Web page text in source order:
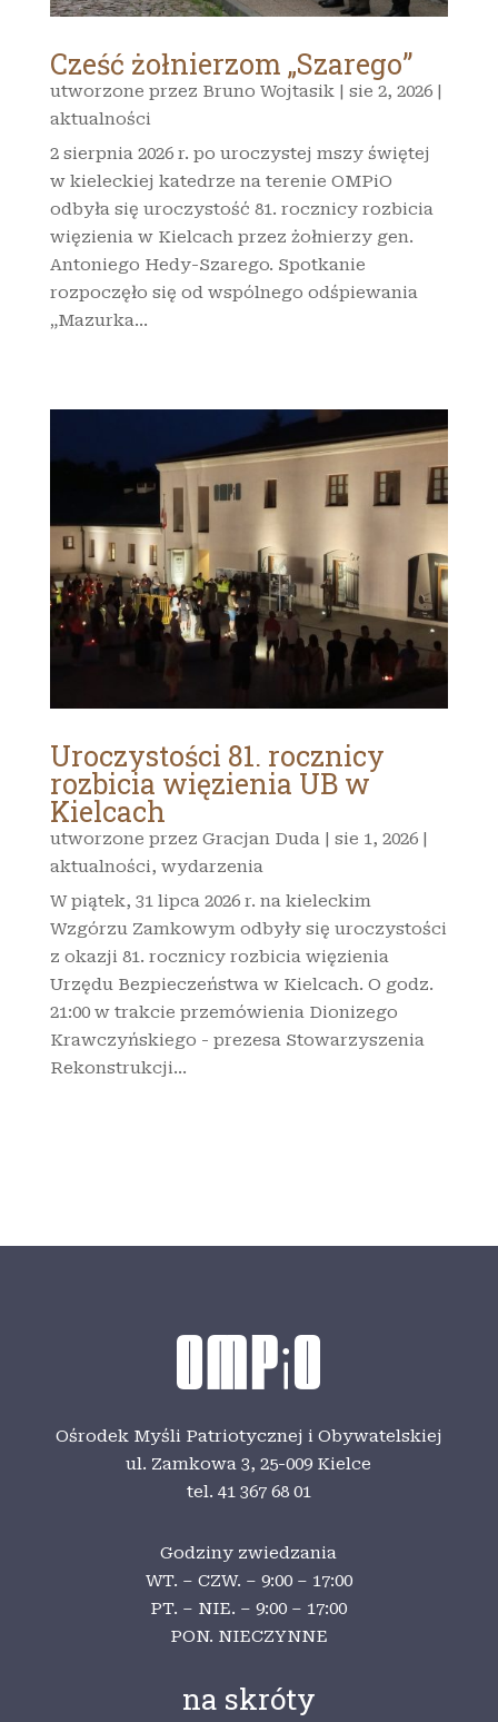
Cześć żołnierzom „Szarego”
utworzone przez Bruno Wojtasik| sie 2, 2026|
aktualności
2 sierpnia 2026 r. po uroczystej mszy świętej
w kieleckiej katedrze na terenie OMPiO
odbyła się uroczystość 81. rocznicy rozbicia
więzienia w Kielcach przez żołnierzy gen.
Antoniego Hedy-Szarego. Spotkanie
rozpoczęło się od wspólnego odśpiewania
„Mazurka...
Uroczystości 81. rocznicy
rozbicia więzienia UB w
Kielcach
utworzone przez Gracjan Duda | sie 1, 2026|
aktualności, wydarzenia
W piątek, 31 lipca 2026 r. na kieleckim
Wzgórzu Zamkowym odbyły się uroczystości
z okazji 81. rocznicy rozbicia więzienia
Urzędu Bezpieczeństwa w Kielcach. O godz.
21:00 w trakcie przemówienia Dionizego
Krawczyńskiego - prezesa Stowarzyszenia
Rekonstrukcji...
Ośrodek Myśli Patriotycznej i Obywatelskiej
ul. Zamkowa 3,25-009 Kielce
tel. 41 367 68 01
Godziny zwiedzania
WT. – CZW. – 9:00 – 17:00
PT. – NIE. – 9:00 – 17:00
PON. NIECZYNNE
na skróty